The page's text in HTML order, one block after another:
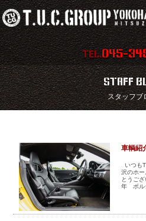
TEL.045-
在庫車両情報
保証内容
スタッフ紹介
特別作業
買取無料査定
STAFF
スタッフブ
車輌紹
いつも
沢のホ
とうご
年 ポル